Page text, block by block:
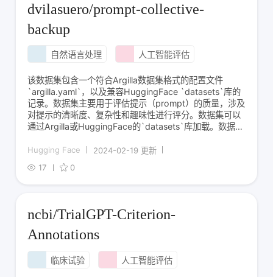
dvilasuero/prompt-collective-
backup
自然语言处理 人工智能评估
该数据集包含一个符合Argilla数据集格式的配置文件
`argilla.yaml`，以及兼容HuggingFace `datasets`库的
记录。数据集主要用于评估提示（prompt）的质量，涉及
对提示的清晰度、复杂性和趣味性进行评分。数据集可以
通过Argilla或HuggingFace的`datasets`库加载。数据集
`quality`的标签
Hugging Face
2024-02-19 更新
17
0
ncbi/TrialGPT-Criterion-
Annotations
临床试验 人工智能评估